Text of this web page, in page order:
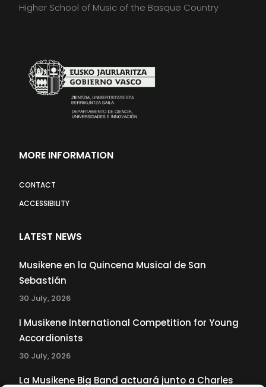
Higher School of Music of the Basque Country
MORE INFORMATION
CONTACT
ACCESSIBILITY
LATEST NEWS
Musikene en la Quincena Musical de San
Sebastián
30 July, 2026
I Musikene International Competition for Young
Accordionists
30 July, 2026
La Musikene Big Band actuará junto a Charles